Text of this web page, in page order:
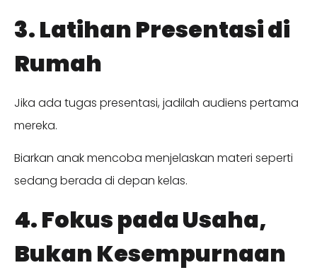
3. Latihan Presentasi di
Rumah
Jika ada tugas presentasi, jadilah audiens pertama
mereka.
Biarkan anak mencoba menjelaskan materi seperti
sedang berada di depan kelas.
4. Fokus pada Usaha,
Bukan Kesempurnaan